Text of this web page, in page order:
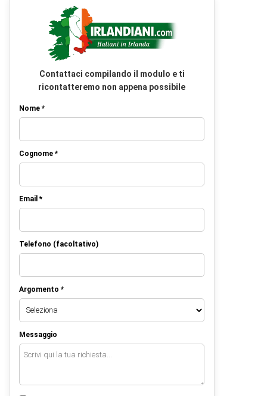
Contattaci compilando il modulo e ti
ricontatteremo non appena possibile
Nome *
Cognome *
Email *
Telefono (facoltativo)
Argomento *
Messaggio